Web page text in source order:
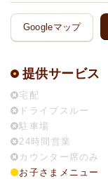
Googleマップ
提供サービス
宅配
ドライブスルー
駐車場
24時間営業
カウンター席のみ
お子さまメニュー